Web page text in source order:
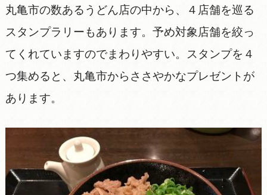
丸亀市の数あるうどん店の中から、４店舗を巡る
スタンプラリーもあります。予め対象店舗を絞っ
てくれていますのでまわりやすい。スタンプを４
つ集めると、丸亀市からささやかなプレゼントが
あります。